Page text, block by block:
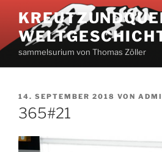
Inhalt
springen
sammelsurium von Thomas Zöller
VERÖFFENTLICHT
AM
14. SEPTEMBER 2018 VON
365#21